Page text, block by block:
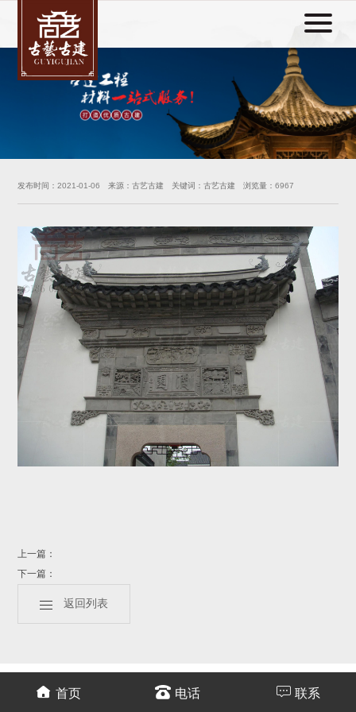
发布时间：2021-01-06 来源：古艺古建 关键词：古艺古建 浏览量：6967
上一篇：
下一篇：
返回列表
首页 电话 联系